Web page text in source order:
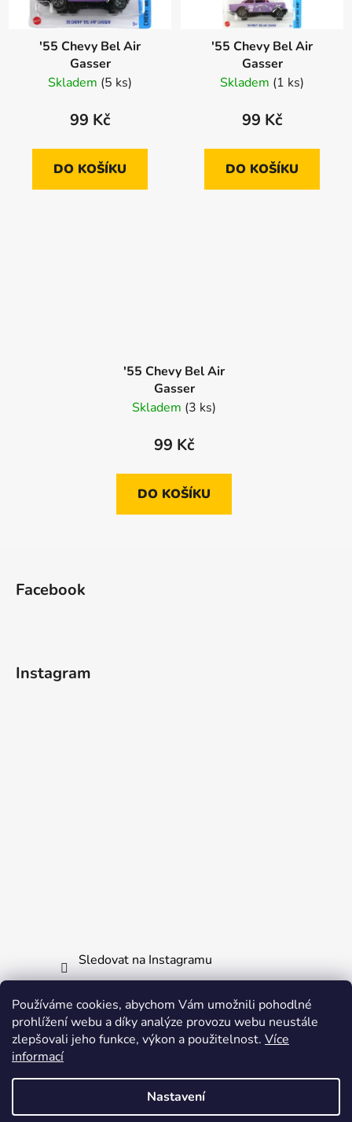
Používáme cookies, abychom Vám umožnili pohodlné
prohlížení webu a díky analýze provozu webu neustále
zlepšovali jeho funkce, výkon a použitelnost. Více
informací
Nastavení
'55 Chevy Bel Air
Gasser
Skladem (5 ks)
99 Kč
DO KOŠÍKU
'55 Chevy Bel Air
Gasser
Skladem (1 ks)
99 Kč
DO KOŠÍKU
'55 Chevy Bel Air
Gasser
Skladem (3 ks)
99 Kč
DO KOŠÍKU
Facebook
Instagram
Sledovat na Instagramu
Informace pro vás
Obchodní podmínky